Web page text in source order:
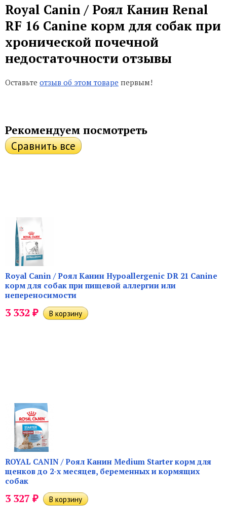
Royal Canin / Роял Канин Renal
RF 16 Canine корм для собак при
хронической почечной
недостаточности отзывы
Оставьте отзыв об этом товаре первым!
Рекомендуем посмотреть
Royal Canin / Роял Канин Hypoallergenic DR 21 Canine
корм для собак при пищевой аллергии или
непереносимости
3 332 ₽
ROYAL CANIN / Роял Канин Medium Starter корм для
щенков до 2-х месяцев, беременных и кормящих
собак
3 327 ₽